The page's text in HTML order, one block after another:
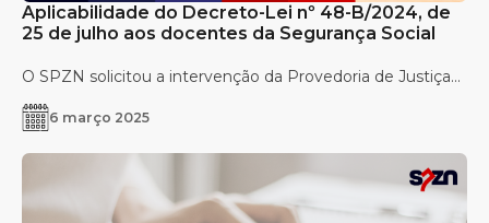
Aplicabilidade do Decreto-Lei nº 48-B/2024, de
25 de julho aos docentes da Segurança Social
O SPZN solicitou a intervenção da Provedoria de Justiça...
6 março 2025